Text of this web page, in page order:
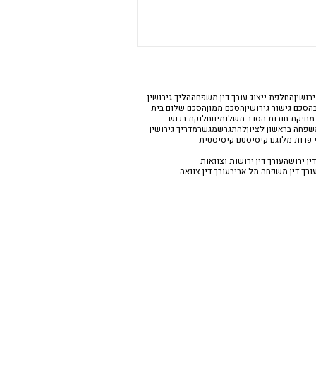
החלפת ייצוג עורך דין משפחההליך גירושין
הסכם גישור גירושיןהסכם ממוןהסכם שלום בית
מחיקת חובות הסדר תשלומיםחלוקת רכוש
בראשון לציוןלהתגרשמגשרמדריך גירושין
פרות מלוגנרקיסיסטנרקיסיסטית
ירושהעורך דין ירושות וצוואות
דין משפחה תל אביבעורך דין צוואה